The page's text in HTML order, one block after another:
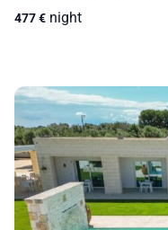
477€ night